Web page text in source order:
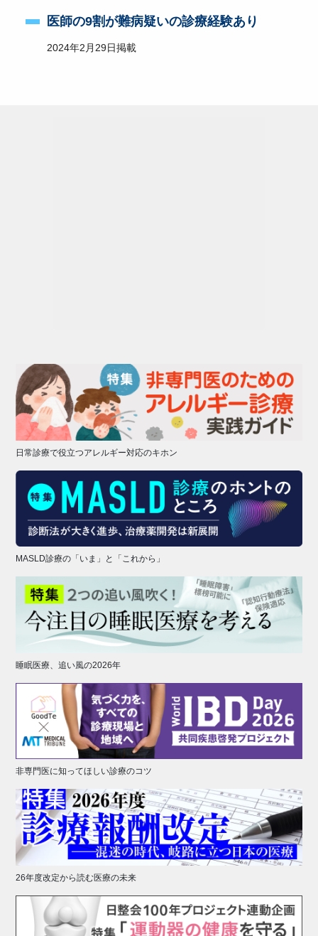
医師の9割が難病疑いの診療経験あり
2024年2月29日掲載
日常診療で役立つアレルギー対応のキホン
MASLD診療の「いま」と「これから」
睡眠医療、追い風の2026年
非専門医に知ってほしい診療のコツ
26年度改定から読む医療の未来